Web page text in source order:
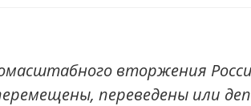
вторжения
переведены или